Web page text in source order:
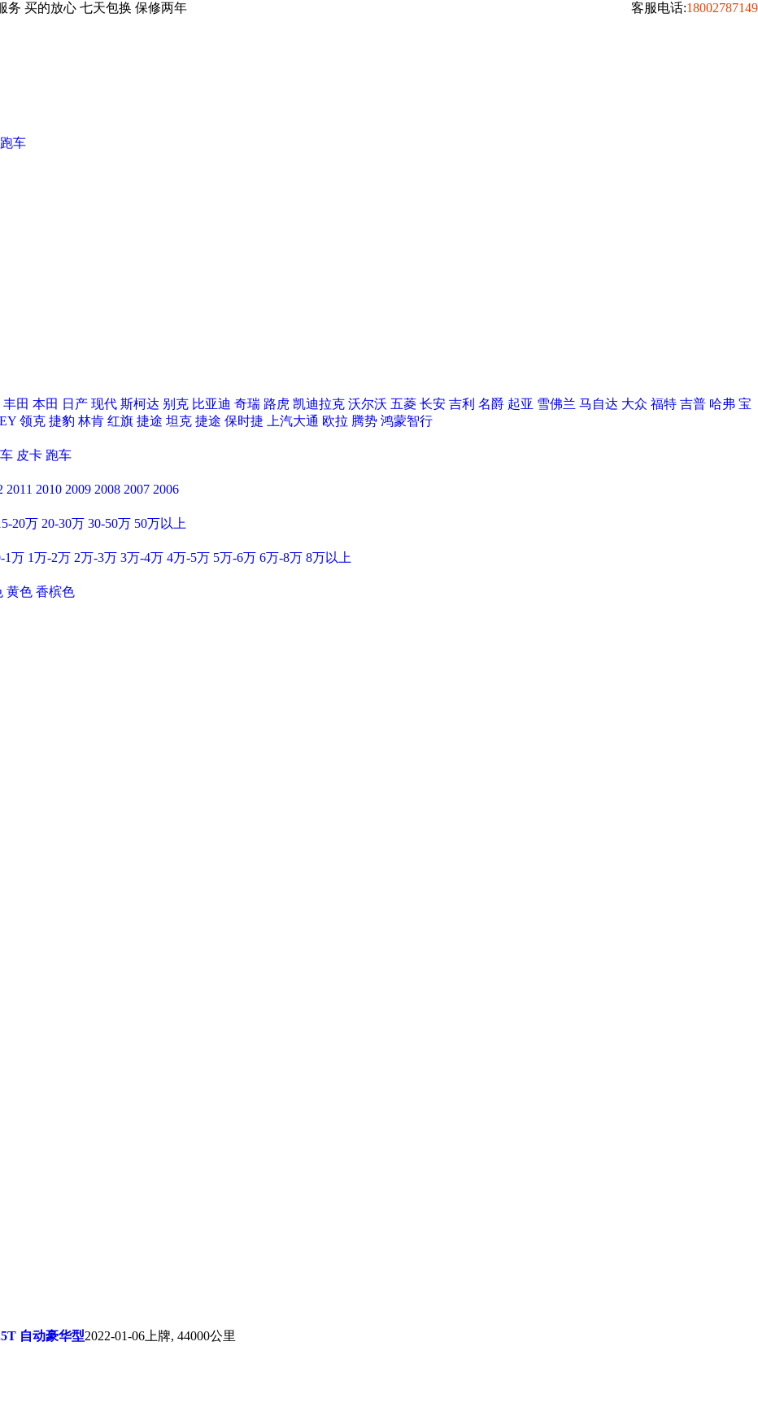
务 买的放心 七天包换 保修两年 客服电话:18002787149
跑车
丰田 本田 日产 现代 斯柯达 别克 比亚迪 奇瑞 路虎 凯迪拉克 沃尔沃 五菱 长安 吉利 名爵 起亚 雪佛兰 马自达 大众 福特 吉普 哈弗 宝
领克 捷豹 林肯 红旗 捷途 坦克 捷途 保时捷 上汽大通 欧拉 腾势 鸿蒙智行
皮卡 跑车
2011 2010 2009 2008 2007 2006
20万 20-30万 30-50万 50万以上
1万 1万-2万 2万-3万 3万-4万 4万-5万 5万-6万 6万-8万 8万以上
黄色 香槟色
自动豪华型2022-01-06上牌, 44000公里